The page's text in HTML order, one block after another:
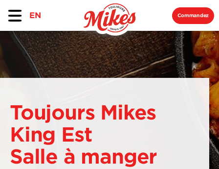
EN Commandez
Toujours Mikes
King Est
Salle à manger